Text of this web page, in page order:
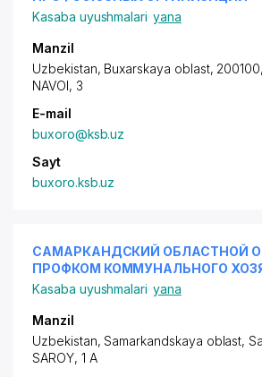
Kasaba uyushmalari yana
Manzil
Uzbekistan, Buxarskaya oblast,
NAVOI, 3
E-mail
buxoro@ksb.uz
Sayt
buxoro.ksb.uz
САМАРКАНДСКИЙ ОБЛАСТНОЙ
ПРОФКОМ КОММУНАЛЬНОГО
Kasaba uyushmalari yana
Manzil
Uzbekistan, Samarkandskaya oblast,
SAROY, 1 A